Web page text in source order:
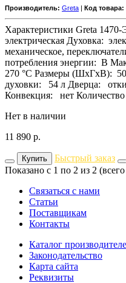
Производитель: Greta | Код товара:
Характеристики Greta
электрическая Духовка:
механическое,
потребления энергии: B
270 °С Размеры (ШхГхВ):
духовки: 54 л Дверца:
Конвекция: нет Количество
Нет в наличии
11 890 р.
Купить
Быстрый заказ
Показано с 1 по 2 из 2
Связаться с нами
Статьи
Поставщикам
Контакты
Каталог
Законодательство
Карта сайта
Реквизиты